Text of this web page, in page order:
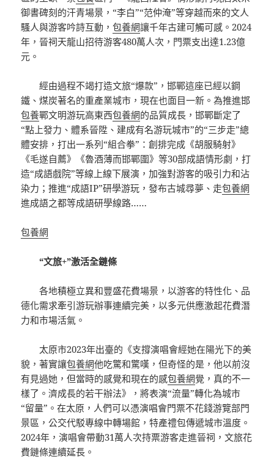
御書碑刻的汗青場景，“李白”“范仲淹”等穿越而來的文人
騷人與游客吟詩互動，包養網讓千年古建可觸可感。2024
年，晉祠天龍山招待游客480萬人次，門票支出達1.23億
元。
經由過程不竭打造文旅“爆款”，邯鄲這座已經以鋼
鐵、煤炭著名的重產業城市，現在也面目一新。為推進邯
包養鄲文明游玩高東西包養網的品質成長，邯鄲斷定了
“點上發力、體系晉陞、建成有名游玩城市”的“三步走”總
體安排，打出一系列“組合拳”：創排完成《胡服騎射》
《毛遂自薦》《魯酒薄而邯鄲圍》等30部成語情形劇，打
造“成語戲院”等線上線下展演，加強對游客的吸引力和沾
染力；推進“成語IP”研學游玩，發布古城尋夢、走包養網
進成語之都等成語研學線路……
包養網
“文旅+”激活全鏈條
各地積極立異和豐盛花費場景，以游客的特性化、品
德化需求牽引游玩辦事連續完美，以多元供應激起花費潛
力和市場活氣。
太原市2023年出臺的《支撐演唱會經她在陽光下的美
貌，著實讓包養網他吃驚和驚嘆，但奇怪的是，他以前沒
有見過她，但當時的感覺和現在的感包養網覺，真的不一
樣了。濟成長的若干辦法》，將表演“流量”轉化為城市
“留量”。在太原，人們可以憑演唱會門票不花錢游覽部門
景區，公交代駁專線中轉場館，特產禮包傳遞城市溫度。
2024年，演唱會帶動31萬人次持票游客走進晉祠，文旅花
費鏈條連續延長。